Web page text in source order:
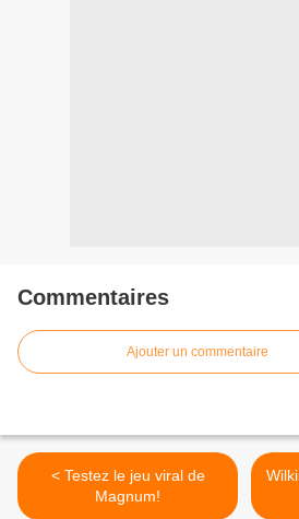
Commentaires
Ajouter un commentaire
< Testez le jeu viral de
Magnum!